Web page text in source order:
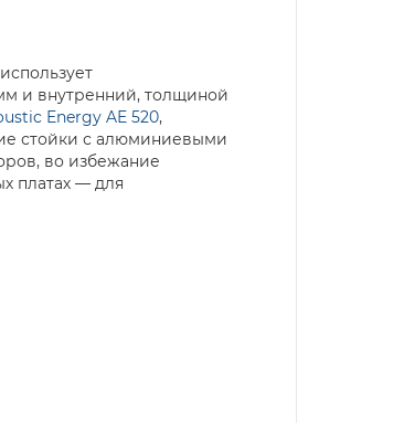
и внутренний, толщиной
Energy AE 520,
стойки с алюминиевыми
во избежание
платах — для